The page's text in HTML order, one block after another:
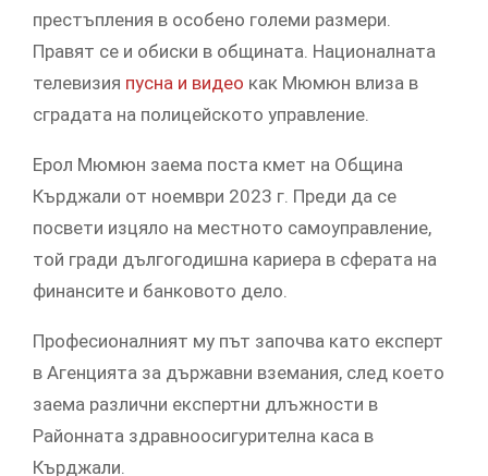
престъпления в особено големи размери.
Правят се и обиски в общината. Националната
телевизия пусна и видео как Мюмюн влиза в
сградата на полицейското управление.
Ерол Мюмюн заема поста кмет на Община
Кърджали от ноември 2023 г. Преди да се
посвети изцяло на местното самоуправление,
той гради дългогодишна кариера в сферата на
финансите и банковото дело.
Професионалният му път започва като експерт
в Агенцията за държавни вземания, след което
заема различни експертни длъжности в
Районната здравноосигурителна каса в
Кърджали.